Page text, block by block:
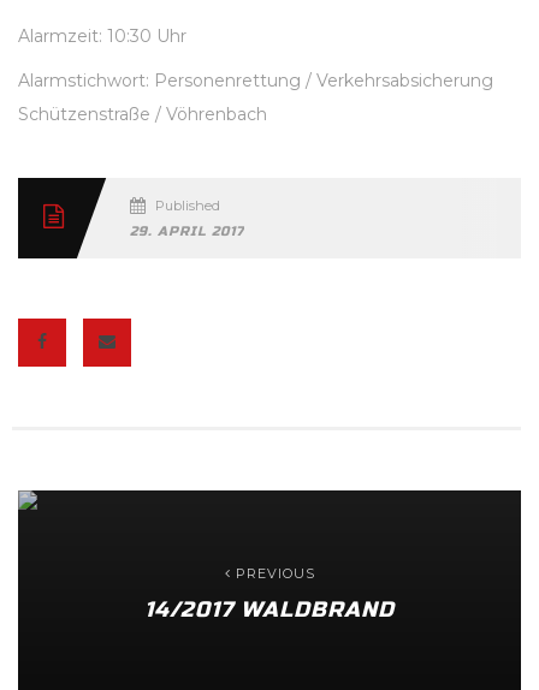
Alarmzeit: 10:30 Uhr
Alarmstichwort: Personenrettung / Verkehrsabsicherung
Schützenstraße / Vöhrenbach
Published
29. APRIL 2017
PREVIOUS
14/2017 WALDBRAND